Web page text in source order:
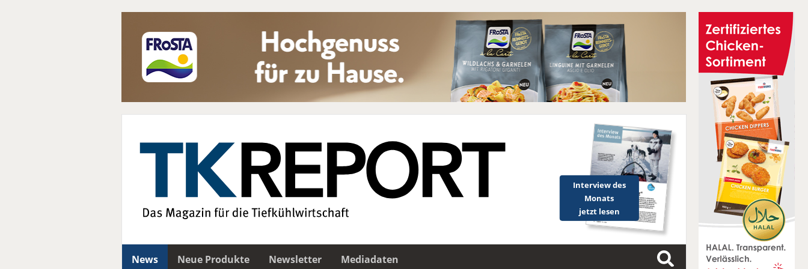
Interview des
Monats
jetzt lesen
News Neue Produkte Newsletter
Mediadaten